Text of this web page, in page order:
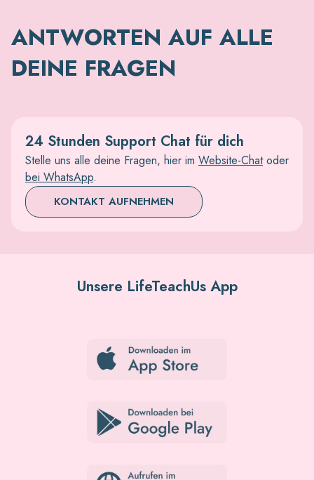
ANTWORTEN AUF ALLE
DEINE FRAGEN
24 Stunden Support Chat für dich
Stelle uns alle deine Fragen, hier im Website-Chatoder
bei WhatsApp.
KONTAKT AUFNEHMEN
Unsere LifeTeachUs App